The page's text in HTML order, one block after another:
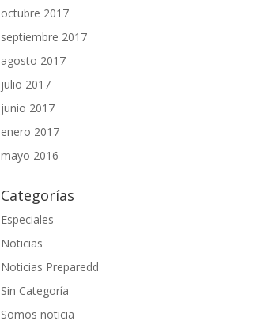
octubre 2017
septiembre 2017
agosto 2017
julio 2017
junio 2017
enero 2017
mayo 2016
Categorías
Especiales
Noticias
Noticias Preparedd
Sin Categoría
Somos noticia